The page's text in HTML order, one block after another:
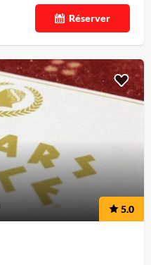
Réserver
5.0